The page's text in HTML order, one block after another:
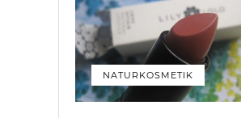
NATURKOSMETIK